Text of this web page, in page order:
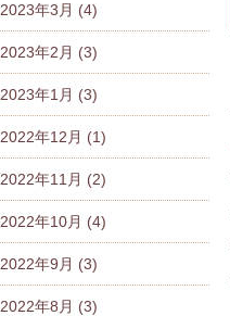
2023年3月 (4)
2023年2月 (3)
2023年1月 (3)
2022年12月 (1)
2022年11月 (2)
2022年10月 (4)
2022年9月 (3)
2022年8月 (3)